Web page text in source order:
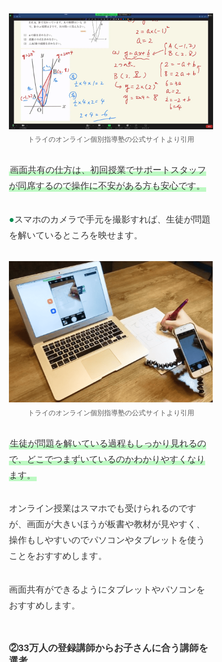
トライのオンライン個別指導塾の公式サイトより引用
画面共有の仕方は、初回授業でサポートスタッフ
が同席するので操作に不安がある方も安心です。
● スマホのカメラで手元を撮影すれば、生徒が問題
を解いているところを映せます。
トライのオンライン個別指導塾の公式サイトより引用
生徒が問題を解いている過程もしっかり見れるの
で、どこでつまずいているのかわかりやすくなり
ます。
オンライン授業はスマホでも受けられるのです
が、画面が大きいほうが板書や教材が見やすく、
操作もしやすいのでパソコンやタブレットを使う
ことをおすすめします。
画面共有ができるようにタブレットやパソコンを
おすすめします。
②33万人の登録講師からお子さんに合う講師を